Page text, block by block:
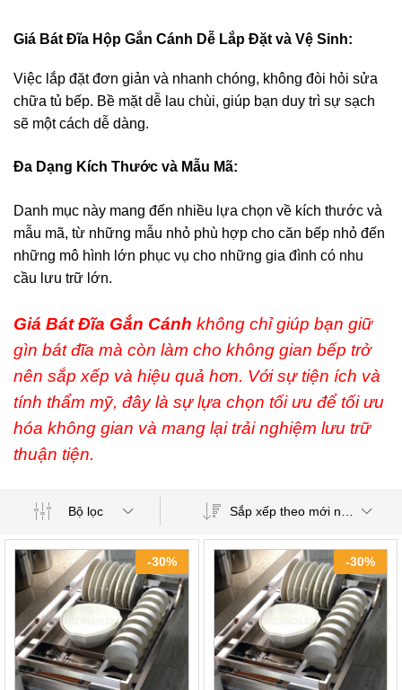
Giá Bát Đĩa Hộp Gắn Cánh Dễ Lắp Đặt và Vệ Sinh:
Việc lắp đặt đơn giản và nhanh chóng, không đòi hỏi sửa
chữa tủ bếp. Bề mặt dễ lau chùi, giúp bạn duy trì sự sạch
sẽ một cách dễ dàng.
Đa Dạng Kích Thước và Mẫu Mã:
Danh mục này mang đến nhiều lựa chọn về kích thước và
mẫu mã, từ những mẫu nhỏ phù hợp cho căn bếp nhỏ đến
những mô hình lớn phục vụ cho những gia đình có nhu
cầu lưu trữ lớn.
Giá Bát Đĩa Gắn Cánh không chỉ giúp bạn giữ
gìn bát đĩa mà còn làm cho không gian bếp trở
nên sắp xếp và hiệu quả hơn. Với sự tiện ích và
tính thẩm mỹ, đây là sự lựa chọn tối ưu để tối ưu
hóa không gian và mang lại trải nghiệm lưu trữ
thuận tiện.
Bộ lọc
-30% -30%